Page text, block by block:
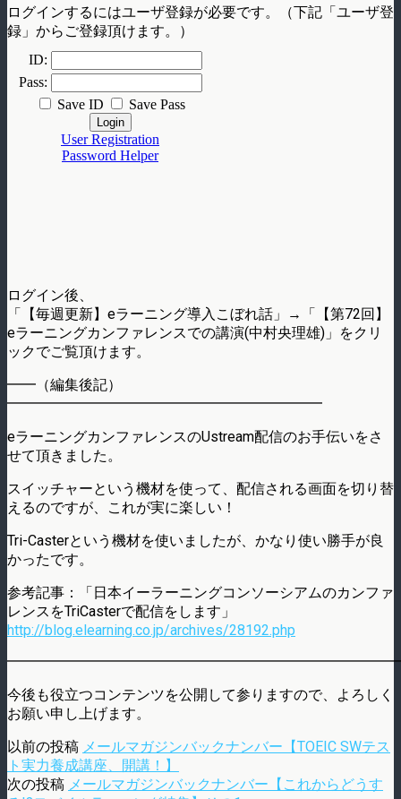
ログインするにはユーザ登録が必要です。（下記「ユーザ登
録」からご登録頂けます。）
ログイン後、
「【毎週更新】eラーニング導入こぼれ話」→「【第72回】
eラーニングカンファレンスでの講演(中村央理雄)」をクリ
ックでご覧頂けます。
━━（編集後記）
━━━━━━━━━━━━━━━━━━━━━━
eラーニングカンファレンスのUstream配信のお手伝いをさ
せて頂きました。
スイッチャーという機材を使って、配信される画面を切り替
えるのですが、これが実に楽しい！
Tri-Casterという機材を使いましたが、かなり使い勝手が良
かったです。
参考記事：「日本イーラーニングコンソーシアムのカンファ
レンスをTriCasterで配信をします」
http://blog.elearning.co.jp/archives/28192.php
今後も役立つコンテンツを公開して参りますので、よろしく
お願い申し上げます。
以前の投稿 メールマガジンバックナンバー【TOEIC SWテス
ト実力養成講座、開講！】
次の投稿 メールマガジンバックナンバー【これからどうす